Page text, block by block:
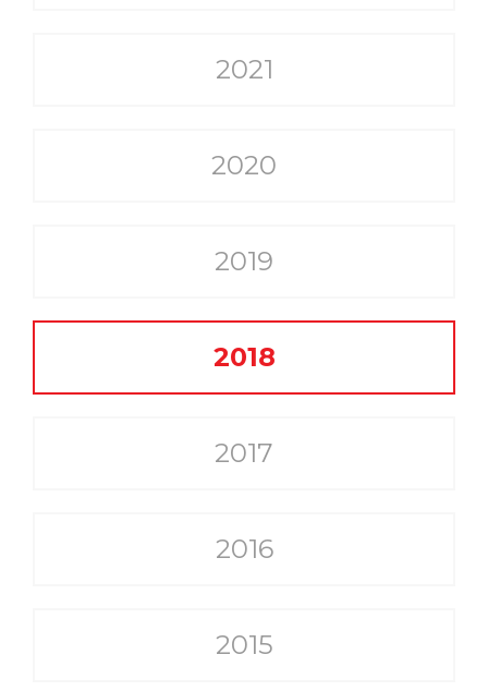
2021
2020
2019
2018
2017
2016
2015